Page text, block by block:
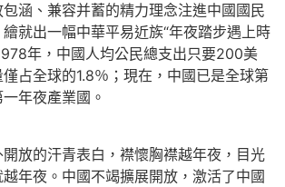
涵、兼容并蓄的精力理念注進中國國民
就出一幅中華平易近族“年夜踏步遇上時
年，中國人均公民總支出只要200美
占全球的1.8％；現在，中國已是全球第
年夜產業國。
汗青表白，襟懷胸襟越年夜，目光
年夜。中國不竭擴展開放，激活了中國